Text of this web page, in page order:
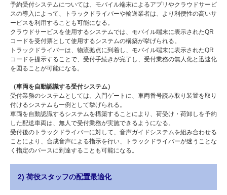
予約受付システムについては、モバイル端末によるアプリやクラウドサービ
スの導入によって、トラックドライバーや輸送業者は、より利便性の高いサ
ービスを利用することも可能になる。
クラウドサービスを使用するシステムでは、モバイル端末に表示されたQR
コードを受付票として使用するシステムの構築が挙げられる。
トラックドライバーは、物流拠点に到着し、モバイル端末に表示されたQR
コードを提示することで、受付手続きが完了し、受付業務の無人化と迅速化
を図ることが可能になる。
（車両を自動認識する受付システム）
受付業務のシステムとしては、入門ゲートに、車両番号読み取り装置を取り
付けるシステムも一例として挙げられる。
車両を自動認識するシステムを構築することにより、荷受け・荷卸しを予約
した配送車両は、無人で受付業務が実施できるようになる。
受付後のトラックドライバーに対して、音声ガイドシステムを組み合わせる
ことにより、合成音声による指示を行い、トラックドライバーが迷うことな
く指定のバースに到達することも可能になる。
2) 荷役スタッフの配置最適化